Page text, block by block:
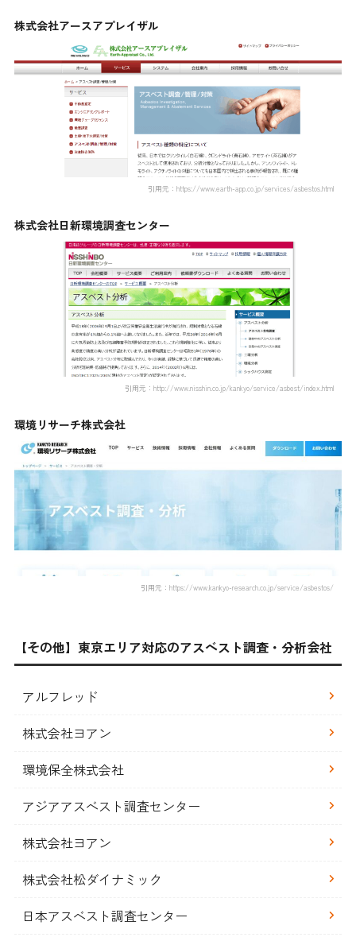
株式会社アースアプレイザル
引用元：https://www.earth-app.co.jp/services/asbestos.html
株式会社日新環境調査センター
引用元：http://www.nisshin.co.jp/kankyo/service/asbest/index.html
環境リサーチ株式会社
引用元：https://www.kankyo-research.co.jp/service/asbestos/
【その他】東京エリア対応のアスベスト調査・分析会社
アルフレッド
株式会社ヨアン
環境保全株式会社
アジアアスベスト調査センター
株式会社ヨアン
株式会社松ダイナミック
日本アスベスト調査センター